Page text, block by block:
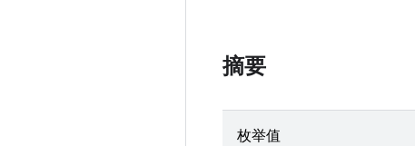
摘要
枚举值